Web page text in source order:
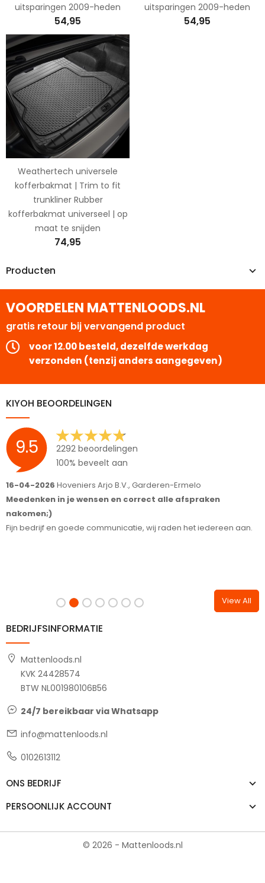
Producten
uitsparingen 2009-heden
54,95
uitsparingen 2009-heden
54,95
Weathertech universele
kofferbakmat | Trim to fit
trunkliner Rubber
kofferbakmat universeel | op
maat te snijden
74,95
VOORDELEN MATTENLOODS.NL
gratis retour bij vervangend product
voor 12.00 besteld, dezelfde werkdag
verzonden (tenzij anders aangegeven)
KIYOH BEOORDELINGEN
9.5
2292 beoordelingen
100% beveelt aan
iedereen aan.
15-04-2026 Jeanette, Woudenberg
Snelle sevice en goed product
View All
BEDRIJFSINFORMATIE
Mattenloods.nl
KVK 24428574
BTW NL001980106B56
24/7 bereikbaar via Whatsapp
info@mattenloods.nl
0102613112
ONS BEDRIJF
PERSOONLIJK ACCOUNT
© 2026 - Mattenloods.nl